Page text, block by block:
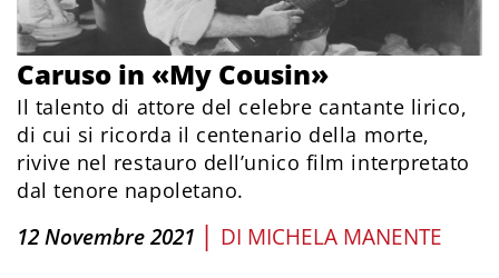
Caruso in «My Cousin»
Il talento di attore del celebre cantante lirico,
di cui si ricorda il centenario della morte,
rivive nel restauro dell’unico film interpretato
dal tenore napoletano.
12 Novembre 2021 | DI MICHELA MANENTE